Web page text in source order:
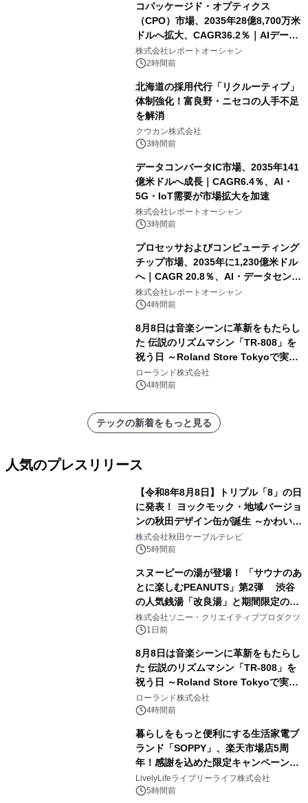
コパッケージド・オプティクス
（CPO）市場、2035年28億8,700万米
ドルへ拡大、CAGR36.2％｜AIデータ
センター・高速光通信需要が成長を加
速
株式会社レポートオーシャン
2時間前
北海道の採用代行「リクルーティブ」
体制強化！富良野・ニセコの人手不足
を解消
クウカン株式会社
3時間前
データコンバータIC市場、2035年141
億米ドルへ成長｜CAGR6.4％、AI・
5G・IoT需要が市場拡大を加速
株式会社レポートオーシャン
3時間前
プロセッサおよびコンピューティング
チップ市場、2035年に1,230億米ドル
へ｜CAGR 20.8％、AI・データセンタ
ー需要が成長を牽引
株式会社レポートオーシャン
4時間前
8月8日は音楽シーンに革新をもたらし
た 伝説のリズムマシン「TR-808」を
祝う日 ～Roland Store Tokyoで実機
を展示しての 記念キャンペーンを開
催 英国ラジオ「NTS」の 特別プログ
アーティストを フィーチャーしたアニ
メーションを公開～
ローランド株式会社
4時間前
テックの新着をもっと見る
人気のプレスリリース
【令和8年8月8日】トリプル「8」の日
に発表！ ヨックモック・地域バージョ
ンの秋田デザイン缶が誕生 ～かわいい
秋田犬の子犬と秋田の四季と名所を巡
るパッケージ～ 9月1日(火)秋田県内で
株式会社秋田ケーブルテレビ
5時間前
スヌーピーの湯が登場！ 「サウナのあ
とに楽しむPEANUTS」第2弾 渋谷
の人気銭湯「改良湯」と期間限定のコ
ラボレーション サウナイキタイコラ
ボグッズも発売決定！
株式会社ソニー・クリエイティブプロダクツ
1日前
8月8日は音楽シーンに革新をもたらし
た 伝説のリズムマシン「TR-808」を
祝う日 ～Roland Store Tokyoで実機
を展示しての 記念キャンペーンを開
催 英国ラジオ「NTS」の 特別プログ
アーティストを フィーチャーしたアニ
メーションを公開～
ローランド株式会社
4時間前
暮らしをもっと便利にする生活家電ブ
ランド「SOPPY」、楽天市場店5周
年！感謝を込めた限定キャンペーンを
8月10日より開催
LivelyLifeライブリーライフ株式会社
5時間前